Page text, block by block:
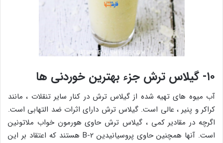
۱۰- گیلاس ترش جزء بهترین خوردنی ها
آب میوه های تهیه شده از گیلاس ترش در کنار سایر تنقلات ، مانند
کراکر و پنیر ، عالی است. گیلاس ترش دارای اثرات ضد التهابی است.
اگرچه در مقادیر کمی ، گیلاس ترش حاوی هورمون خواب ملاتونین
است. آنها همچنین حاوی پروسیانیدین B-2 هستند که اعتقاد بر این